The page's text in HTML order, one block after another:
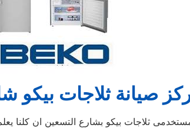
صيانة ثلاجات بيكو
ثلاجات بيكو بشارع التسعين ان كلنا